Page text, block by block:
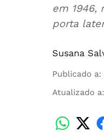
em 1946,
porta
Susana
Publicado a:
Atualizado a: